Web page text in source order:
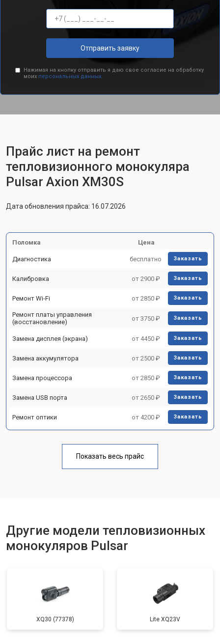
Отправить заявку
Нажимая на кнопку отправить я даю свое согласие на обработку
моих персональных данных.
Прайс лист на ремонт
тепловизионного монокуляра
Pulsar Axion XM30S
Дата обновления прайса: 16.07.2026
Поломка Цена
Диагностика бесплатно Заказать
Калибровка от 2900 ₽ Заказать
Ремонт Wi-Fi от 2850 ₽ Заказать
Ремонт платы управления
(восстановление)
от 3750 ₽ Заказать
Замена дисплея (экрана) от 4450 ₽ Заказать
Замена аккумулятора от 2500 ₽ Заказать
Замена процессора от 2850 ₽ Заказать
Замена USB порта от 2650 ₽ Заказать
Ремонт оптики от 4200 ₽ Заказать
Показать весь прайс
Другие модели тепловизионных
монокуляров Pulsar
XQ30 (77378) Lite XQ23V